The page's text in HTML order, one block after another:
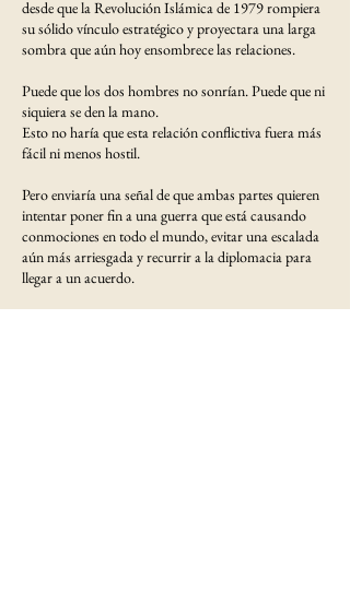
desde que la Revolución Islámica de 1979 rompiera
su sólido vínculo estratégico y proyectara una larga
sombra que aún hoy ensombrece las relaciones.
Puede que los dos hombres no sonrían. Puede que ni
siquiera se den la mano.
Esto no haría que esta relación conflictiva fuera más
fácil ni menos hostil.
Pero enviaría una señal de que ambas partes quieren
intentar poner fin a una guerra que está causando
conmociones en todo el mundo, evitar una escalada
aún más arriesgada y recurrir a la diplomacia para
llegar a un acuerdo.